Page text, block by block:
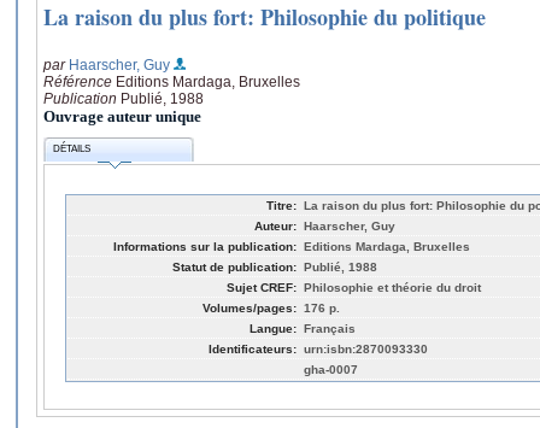
La raison du plus fort: Philosophie du politique
par Haarscher, Guy
Référence Editions Mardaga, Bruxelles
Publication Publié, 1988
Ouvrage auteur unique
DÉTAILS
Titre: La raison du plus fort: Philosophie du
Auteur: Haarscher, Guy
Informations sur la publication: Editions Mardaga, Bruxelles
Statut de publication: Publié, 1988
Sujet CREF: Philosophie et théorie du droit
Volumes/pages: 176 p.
Langue: Français
Identificateurs: urn:isbn:2870093330
gha-0007